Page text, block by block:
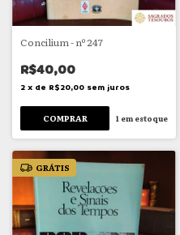
Concilium - nº 247
R$40,00
2 x de R$20,00 sem juros
1em estoque
GRÁTIS